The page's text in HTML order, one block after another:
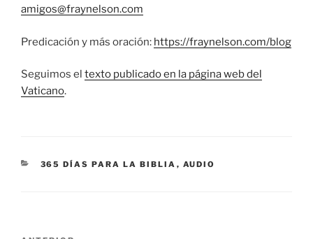
amigos@fraynelson.com
Predicación y más oración: https://fraynelson.com/blog
Seguimos el texto publicado en la página web del
Vaticano.
CATEGORÍAS
365 DÍAS PARA LA BIBLIA , AUDIO